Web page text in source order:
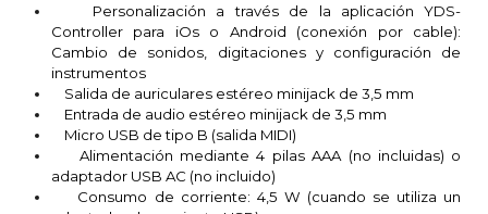
Personalización a través de la aplicación YDS-
Controller para iOs o Android (conexión por cable):
Cambio de sonidos, digitaciones y configuración de
instrumentos
Salida de auriculares estéreo minijack de 3,5 mm
Entrada de audio estéreo minijack de 3,5 mm
Micro USB de tipo B (salida MIDI)
Alimentación mediante 4 pilas AAA (no incluidas) o
adaptador USB AC (no incluido)
Consumo de corriente: 4,5 W (cuando se utiliza un